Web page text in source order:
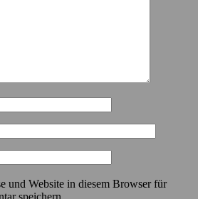
und Website in diesem Browser für
speichern.